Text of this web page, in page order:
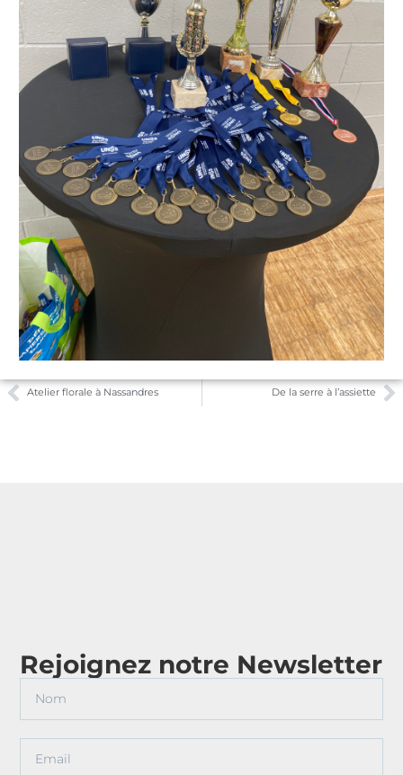
Atelier florale à Nassandres De la serre à l’assiette
Rejoignez notre Newsletter